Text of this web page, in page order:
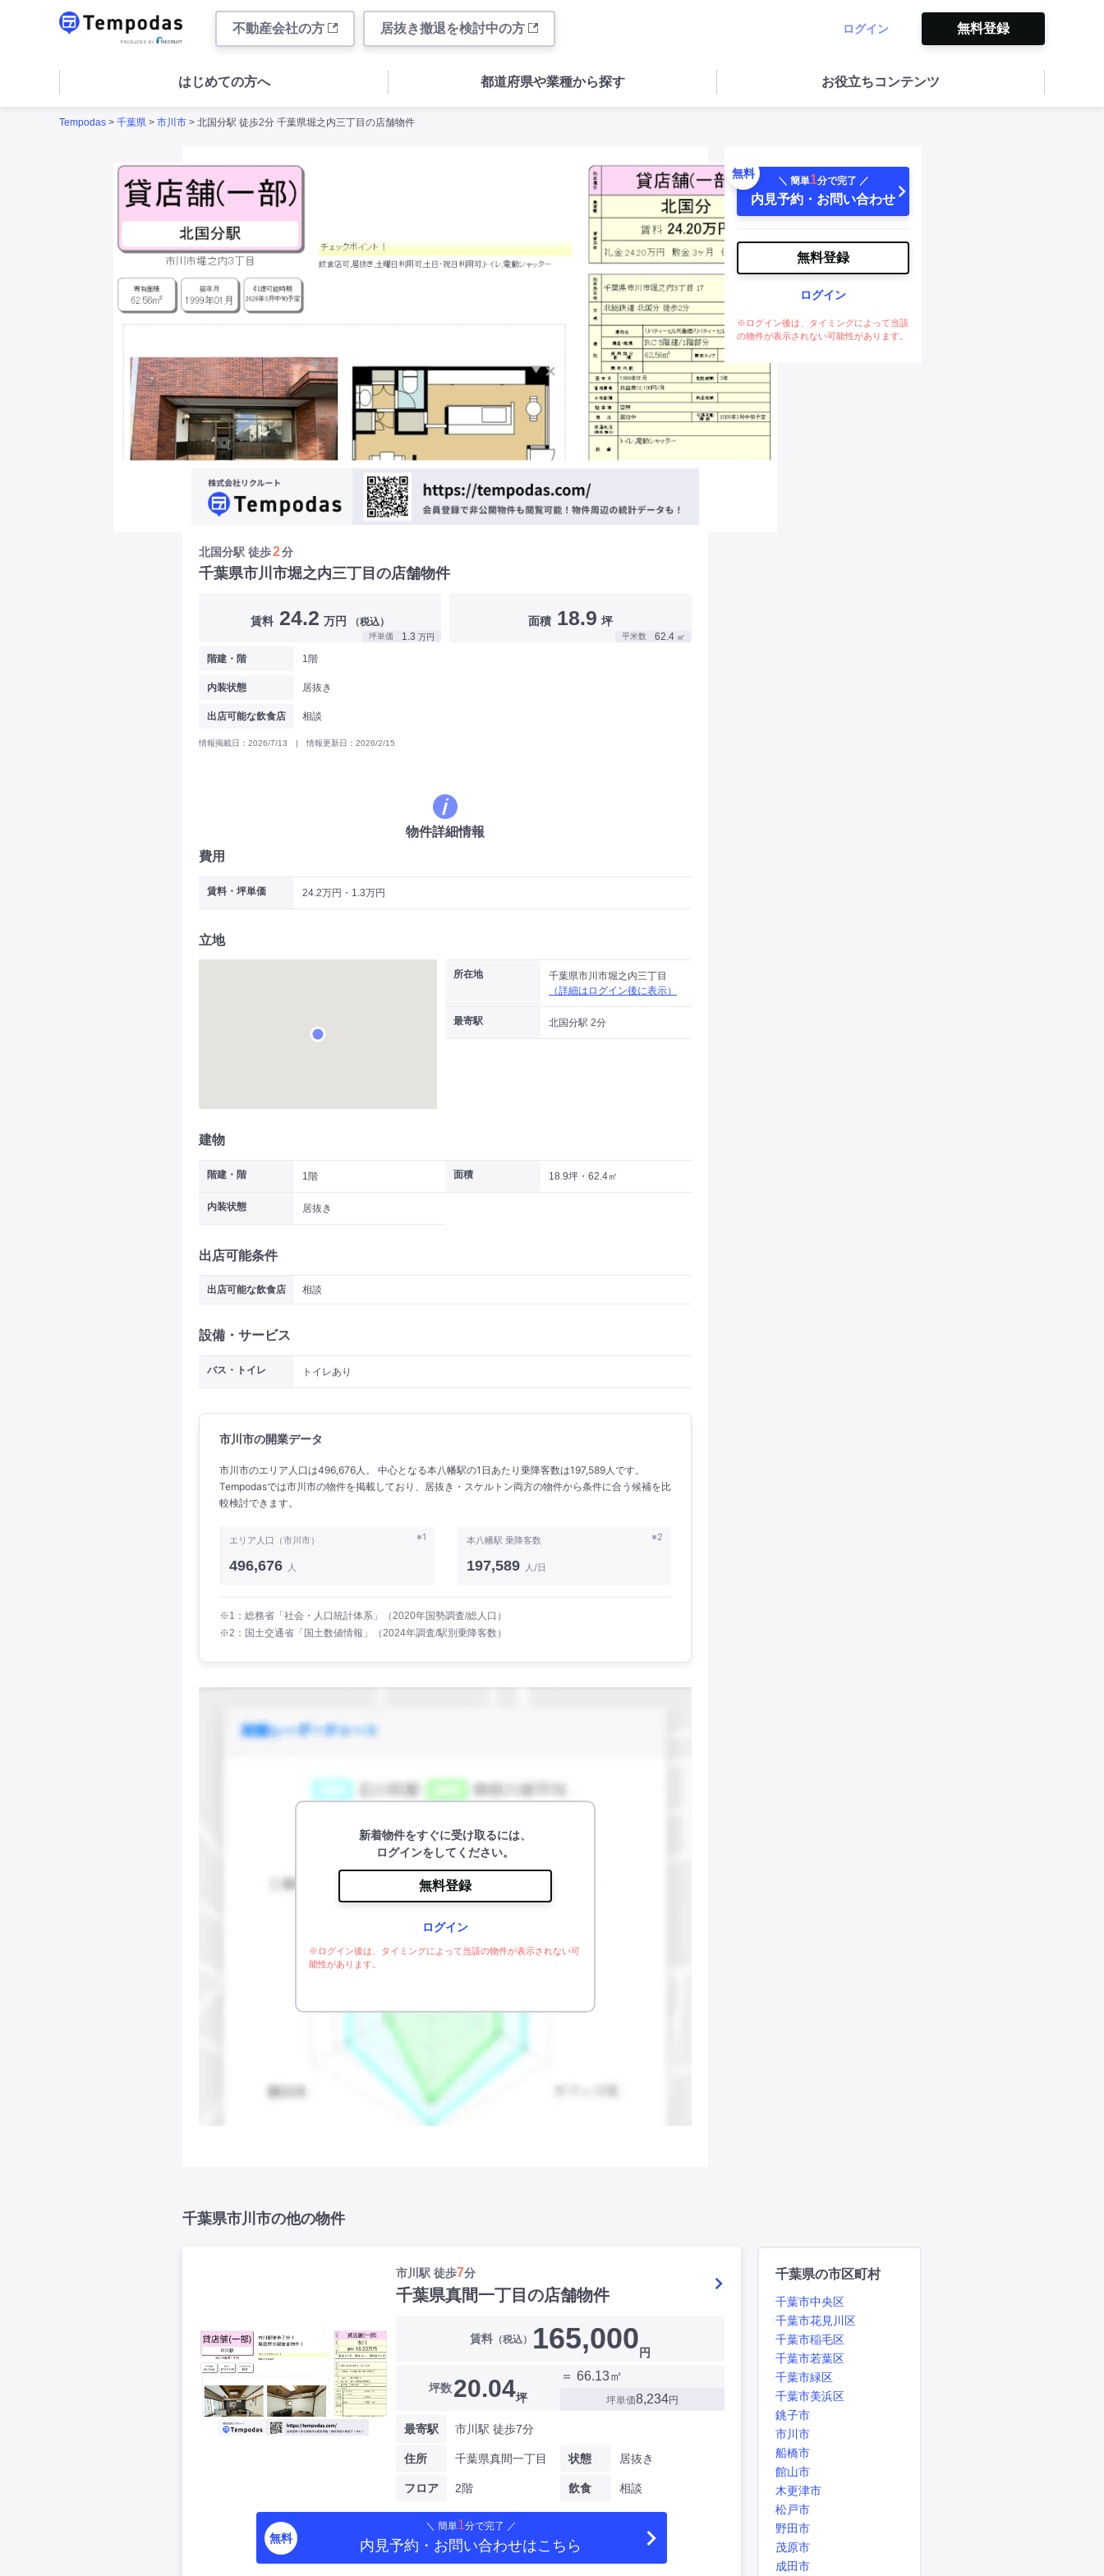
不動産会社の方 居抜き撤退を検討中の方 ログイン 無料登録
はじめての方へ 都道府県や業種から探す お役立ちコンテンツ
Tempodas > 千葉県 > 市川市 > 北国分駅 徒歩2分 千葉県堀之内三丁目の店舗物件
北国分駅 徒歩2分
千葉県市川市堀之内三丁目の店舗物件
賃料 24.2 万円 （税込）
坪単価 1.3 万円
面積 18.9 坪
平米数 62.4 ㎡
階建・階 1階
内装状態 居抜き
出店可能な飲食店 相談
情報掲載日：2026/7/13 | 情報更新日：2026/2/15
物件詳細情報
費用
賃料・坪単価 24.2万円・1.3万円
立地
所在地
千葉県市川市堀之内三丁目
（詳細はログイン後に表示）
最寄駅 北国分駅 2分
建物
階建・階 1階 面積 18.9坪・62.4㎡
内装状態 居抜き
出店可能条件
出店可能な飲食店 相談
設備・サービス
バス・トイレ トイレあり
市川市の開業データ
市川市のエリア人口は496,676人。 中心となる本八幡駅の1日あたり乗降客数は197,589人です。
Tempodasでは市川市の物件を掲載しており、居抜き・スケルトン両方の物件から条件に合う候補を比
較検討できます。
※1
エリア人口（市川市）
496,676 人
※2
本八幡駅 乗降客数
197,589 人/日
※1：総務省「社会・人口統計体系」（2020年国勢調査/総人口）
※2：国土交通省「国土数値情報」（2024年調査/駅別乗降客数）
新着物件をすぐに受け取るには、
ログインをしてください。
無料登録
ログイン
※ログイン後は、タイミングによって当該の物件が表示されない可
能性があります。
無料
＼ 簡単1分で完了 ／
内見予約・お問い合わせ
無料登録
ログイン
※ログイン後は、タイミングによって当該
の物件が表示されない可能性があります。
千葉県市川市の他の物件
市川駅 徒歩7分
千葉県真間一丁目の店舗物件
賃料 （税込） 165,000 円
坪数20.04坪
＝ 66.13㎡
坪単価8,234円
最寄駅 市川駅 徒歩7分
住所 千葉県真間一丁目
フロア 2階
状態 居抜き
飲食 相談
無料
＼ 簡単1分で完了 ／
内見予約・お問い合わせはこちら
千葉県の市区町村
千葉市中央区
千葉市花見川区
千葉市稲毛区
千葉市若葉区
千葉市緑区
千葉市美浜区
銚子市
市川市
船橋市
館山市
木更津市
松戸市
野田市
茂原市
成田市